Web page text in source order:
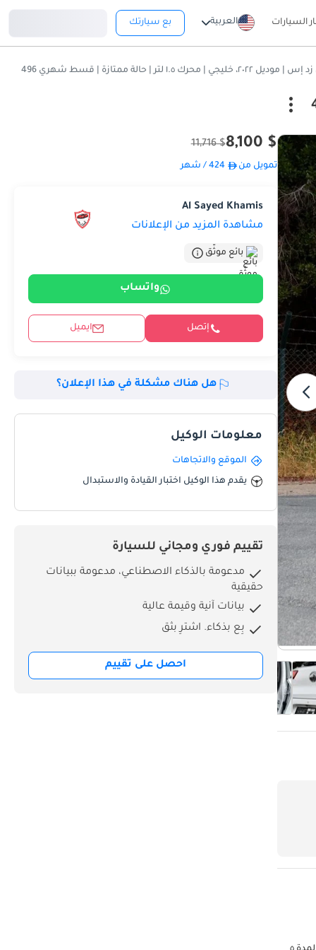
السيارات العربية بع سيارتك
$ 8,100
$ 11,716
تمويل من 424 / شهر
Al Sayed Khamis
مشاهدة المزيد من الإعلانات
بائع موثّق
واتساب
إتصل ايميل
هل هناك مشكلة في هذا الإعلان؟
معلومات الوكيل
الموقع والاتجاهات
يقدم هذا الوكيل اختبار القيادة والاستبدال
تقييم فوري ومجاني للسيارة
مدعومة بالذكاء الاصطناعي، مدعومة ببيانات
حقيقية
بيانات آنية وقيمة عالية
بِع بذكاء. اشترِ بثق
احصل على تقييم